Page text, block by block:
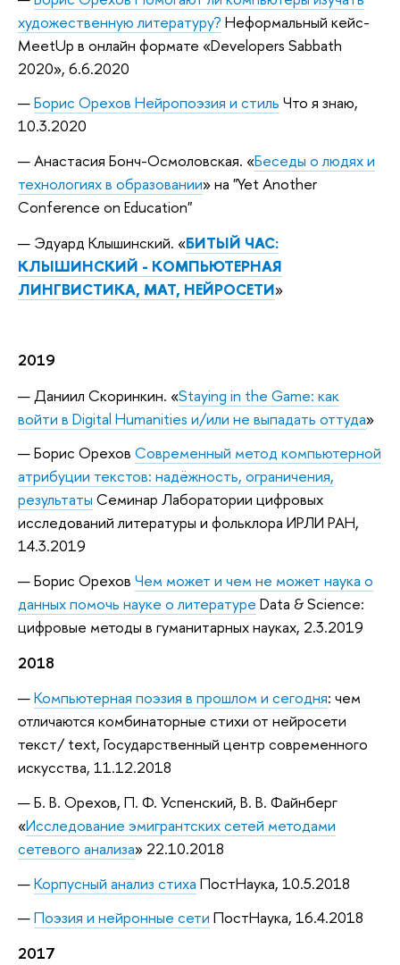
художественную литературу? Неформальный кейс-
MeetUp в онлайн формате «Developers Sabbath
2020», 6.6.2020
Борис Орехов Нейропоэзия и стиль Что я знаю,
10.3.2020
Анастасия Бонч-Осмоловская. «Беседы о людях и
технологиях в образовании» на "Yet Another
Conference on Education"
Эдуард Клышинский. «БИТЫЙ ЧАС:
КЛЫШИНСКИЙ - КОМПЬЮТЕРНАЯ
ЛИНГВИСТИКА, МАТ, НЕЙРОСЕТИ»
2019
Даниил Скоринкин. «Staying in the Game: как
войти в Digital Humanities и/или не выпадать оттуда»
Борис Орехов Современный метод компьютерной
атрибуции текстов: надёжность, ограничения,
результаты Семинар Лаборатории цифровых
исследований литературы и фольклора ИРЛИ РАН,
14.3.2019
Борис Орехов Чем может и чем не может наука о
данных помочь науке о литературе Data & Science:
цифровые методы в гуманитарных науках, 2.3.2019
2018
Компьютерная поэзия в прошлом и сегодня: чем
отличаются комбинаторные стихи от нейросети
текст/ text, Государственный центр современного
искусства, 11.12.2018
Б. В. Орехов, П. Ф. Успенский, В. В. Файнберг
«Исследование эмигрантских сетей методами
сетевого анализа» 22.10.2018
Корпусный анализ стиха ПостНаука, 10.5.2018
Поэзия и нейронные сети ПостНаука, 16.4.2018
2017